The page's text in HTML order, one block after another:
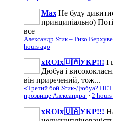
Max Не буду
принципіально)
все
Александр Усик – Рико
hours ago
xROIx🇺🇦УКР!!! І
Дюбуа і
він приречений, тож...
«Третий бой Усик-Дюбуа?
прозвище Александра · 2 hours
xROIx🇺🇦УКР!!!